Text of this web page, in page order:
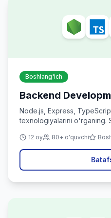
Boshlang'ich
Backend
Node.js, Express,
texnologiyalarini o'rganing.
12 oy 80+ o'quvchi